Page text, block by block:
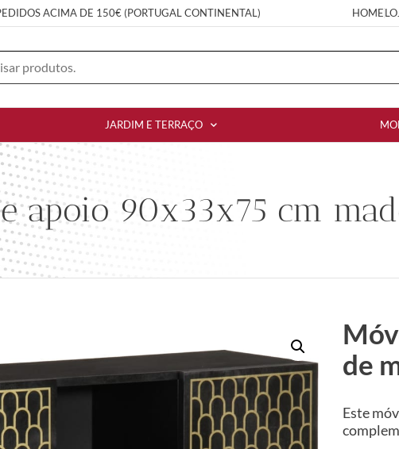
ACIMA DE 150€ (PORTUGAL CONTINENTAL) HOME
JARDIM E TERRAÇO
apoio 90x33x75 cm
de
Este